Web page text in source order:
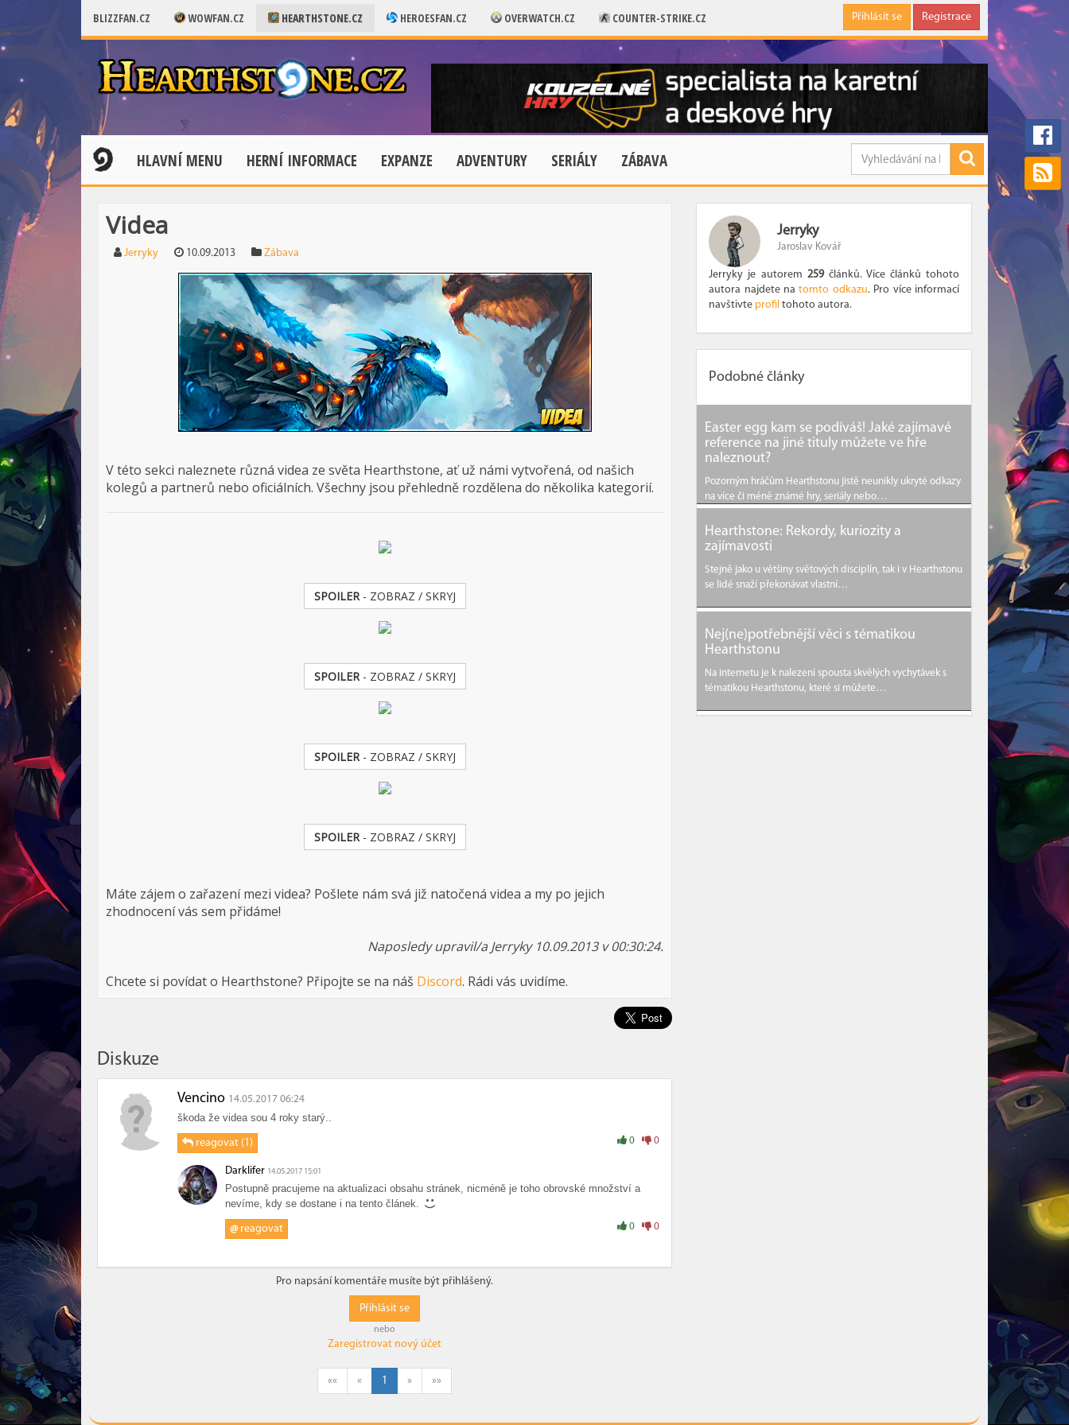
BLIZZFAN.CZ WOWFAN.CZ HEARTHSTONE.CZ HEROESFAN.CZ OVERWATCH.CZ COUNTER-STRIKE.CZ Přihlásit se Registrace
HLAVNÍ MENU HERNÍ INFORMACE EXPANZE ADVENTURY SERIÁLY ZÁBAVA
Videa
Jerryky 10.09.2013 Zábava
V této sekci naleznete různá videa ze světa Hearthstone, ať už námi vytvořená, od našich
kolegů a partnerů nebo oficiálních. Všechny jsou přehledně rozdělena do několika kategorií.
SPOILER- ZOBRAZ / SKRYJ
SPOILER- ZOBRAZ / SKRYJ
SPOILER- ZOBRAZ / SKRYJ
SPOILER- ZOBRAZ / SKRYJ
Máte zájem o zařazení mezi videa? Pošlete nám svá již natočená videa a my po jejich
zhodnocení vás sem přidáme!
Naposledy upravil/a Jerryky 10.09.2013 v 00:30:24.
Chcete si povídat o Hearthstone? Připojte se na náš Discord. Rádi vás uvidíme.
Jerryky
Jaroslav Kovář
Jerryky je autorem 259článků. Více článků tohoto
autora najdete natomto odkazu. Pro více informací
navštivte profil tohoto autora.
Podobné články
Easter egg kam se podíváš! Jaké zajímavé
reference na jiné tituly můžete ve hře
naleznout?
Pozorným hráčům Hearthstonu jistě neunikly ukryté odkazy
na více či méně známé hry, seriály nebo…
Hearthstone: Rekordy, kuriozity a
zajímavosti
Stejně jako u většiny světových disciplín, tak i v Hearthstonu
se lidé snaží překonávat vlastní…
Nej(ne)potřebnější věci s tématikou
Hearthstonu
Na internetu je k nalezení spousta skvělých vychytávek s
tématikou Hearthstonu, které si můžete…
Diskuze
Vencino 14.05.2017 06:24
škoda že videa sou 4 roky starý..
reagovat (1) 0 0
Darklifer 14.05.2017 15:01
Postupně pracujeme na aktualizaci obsahu stránek, nicméně je toho obrovské množství a
nevíme, kdy se dostane i na tento článek.
@reagovat 0 0
Pro napsání komentáře musíte být přihlášený.
Přihlásit se
nebo
Zaregistrovat nový účet
«« « 1 » »»